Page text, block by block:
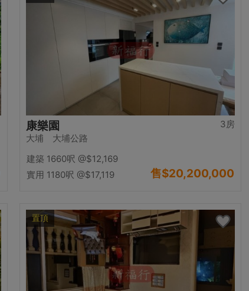
3房
康樂園
大埔 大埔公路
建築 1660呎 @$12,169
實用 1180呎 @$17,119 售$20,200,000
置頂